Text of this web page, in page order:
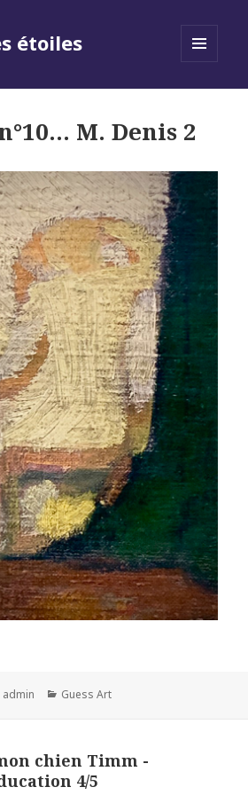
étoiles
M. Denis 2
Author
admin Categories
Guess Art
chien Timm -
4/5